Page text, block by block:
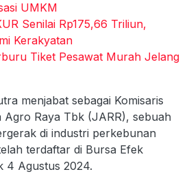
UMKM
Senilai Rp175,66 Triliun,
Kerakyatan
Tiket Pesawat Murah Jelang
menjabat sebagai Komisaris
Raya Tbk (JARR), sebuah
di industri perkebunan
terdaftar di Bursa Efek
4 Agustus 2024.